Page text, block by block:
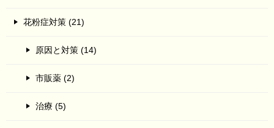
花粉症対策 (21)
原因と対策 (14)
市販薬 (2)
治療 (5)